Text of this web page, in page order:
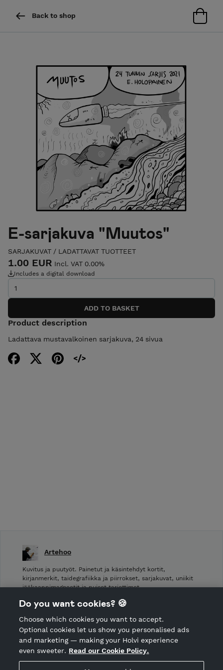
Back to shop
E-sarjakuva "Muutos"
SARJAKUVAT / LADATTAVAT TUOTTEET
1.00 EUR Incl. VAT 0.00%
Includes a digital download
Product description
Ladattava mustavalkoinen sarjakuva, 24 sivua
Hosted by Holvi
Artehoo
Kuvitus ja puutyöt. Painetut ja käsintehdyt kortit,
kirjanmerkit, taidegrafiikka ja piirrokset, sarjakuvat, uniikit
jääkaappimagneetit ja puiset tarjottimet.
Shop Terms and Conditions
CANCEL ORDER
Do you want cookies? 🍪
Choose which cookies you want to accept.
Optional cookies let us show you personalised ads
and marketing — making your Holvi experience
even sweeter. Read our Cookie Policy.